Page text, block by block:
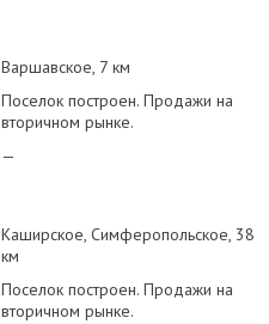
Варшавское 7 км
Поселок построен. Продажи на
вторичном рынке.
—
Каширское Симферопольское 38
км
Поселок построен. Продажи на
вторичном рынке.